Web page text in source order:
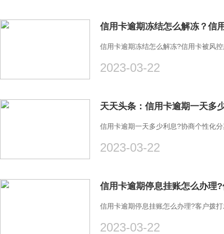
信用卡逾期冻结怎么解冻？信
信用卡逾期冻结怎么解冻?信用卡被风
2023-03-22
天天头条：信用卡逾期一天多
信用卡逾期一天多少利息?协商个性化
2023-03-22
信用卡逾期停息挂账怎么办理
信用卡逾期停息挂账怎么办理?客户拨
2023-03-22